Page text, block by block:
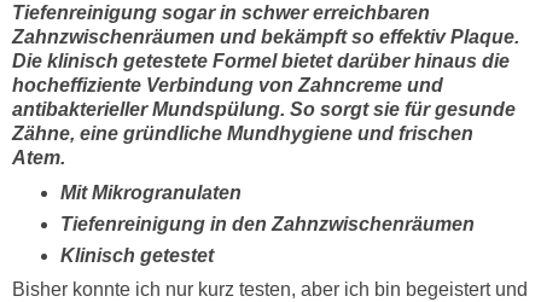
Tiefenreinigung sogar in schwer erreichbaren
Zahnzwischenräumen und bekämpft so effektiv Plaque.
Die klinisch getestete Formel bietet darüber hinaus die
hocheffiziente Verbindung von Zahncreme und
antibakterieller Mundspülung. So sorgt sie für gesunde
Zähne, eine gründliche Mundhygiene und frischen
Atem.
Mit Mikrogranulaten
Tiefenreinigung in den Zahnzwischenräumen
Klinisch getestet
Bisher konnte ich nur kurz testen, aber ich bin begeistert und